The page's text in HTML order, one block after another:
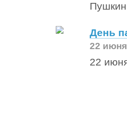
День
22
22